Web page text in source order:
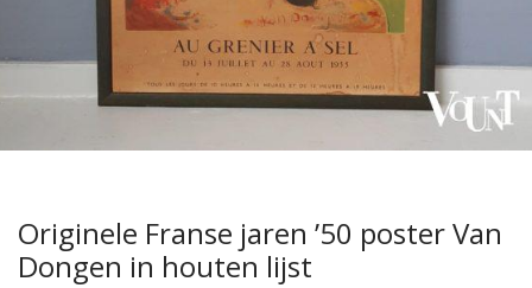
Originele Franse jaren ’50 poster Van
Dongen in houten lijst